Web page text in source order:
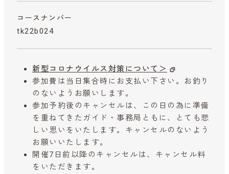
コースナンバー
tk22b024
新型コロナウイルス対策について＞
参加費は当日集合時にお支払い下さい。お釣り
のないようお願いします。
参加予約後のキャンセルは、この日の為に準備
を重ねてきたガイド・事務局ともに、とても悲
しい思いをいたします。キャンセルのないよう
お願いいたします。
開催7日前以降のキャンセルは、キャンセル料
をいただきます。